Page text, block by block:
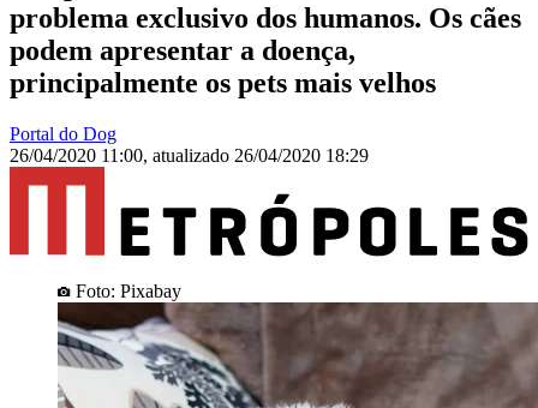
problema exclusivo dos humanos. Os cães
podem apresentar a doença,
principalmente os pets mais velhos
Portal do Dog
26/04/2020 11:00, atualizado 26/04/2020 18:29
Foto: Pixabay